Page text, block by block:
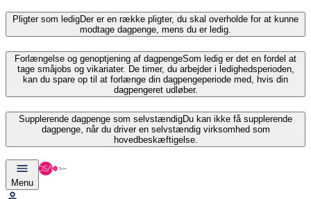
Pligter som ledigDer er en række pligter, du skal overholde for at kunne
modtage dagpenge, mens du er ledig.
Forlængelse og genoptjening af dagpengeSom ledig er det en fordel at
tage småjobs og vikariater. De timer, du arbejder i ledighedsperioden,
kan du spare op til at forlænge din dagpengeperiode med, hvis din
dagpengeret udløber.
Supplerende dagpenge som selvstændigDu kan ikke få supplerende
dagpenge, når du driver en selvstændig virksomhed som
hovedbeskæftigelse.
Menu